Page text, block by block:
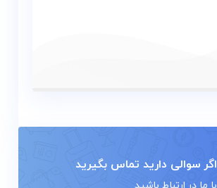
اگر سوالی دارید تماس بگیرید